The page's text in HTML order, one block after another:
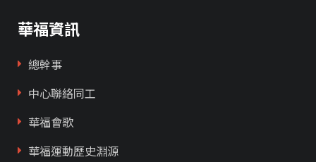
華福資訊
總幹事
中心聯絡同工
華福會歌
華福運動歷史淵源